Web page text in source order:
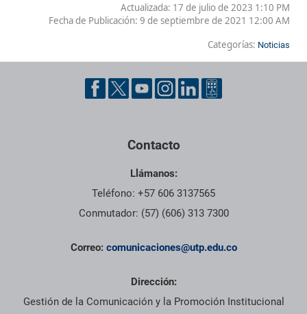
Actualizada: 17 de julio de 2023 1:10 PM
Fecha de Publicación: 9 de septiembre de 2021 12:00 AM
Categorías: Noticias
Contacto
Llámanos:
Teléfono: +57 606 3137565
Conmutador: (57) (606) 313 7300
Correo: comunicaciones@utp.edu.co
Dirección:
Gestión de la Comunicación y la Promoción Institucional